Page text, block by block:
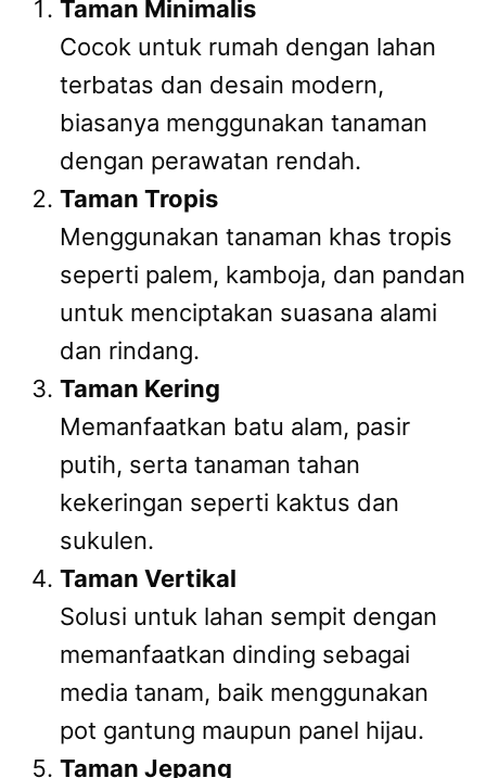
Taman Minimalis
Cocok untuk rumah dengan lahan
terbatas dan desain modern,
biasanya menggunakan tanaman
dengan perawatan rendah.
Taman Tropis
Menggunakan tanaman khas tropis
seperti palem, kamboja, dan pandan
untuk menciptakan suasana alami
dan rindang.
Taman Kering
Memanfaatkan batu alam, pasir
putih, serta tanaman tahan
kekeringan seperti kaktus dan
sukulen.
Taman Vertikal
Solusi untuk lahan sempit dengan
memanfaatkan dinding sebagai
media tanam, baik menggunakan
pot gantung maupun panel hijau.
Taman Jepang